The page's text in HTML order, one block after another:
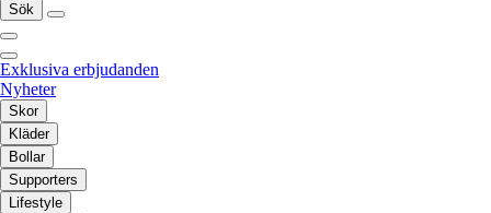
Sök
Exklusiva erbjudanden
Nyheter
Skor
Kläder
Bollar
Supporters
Lifestyle